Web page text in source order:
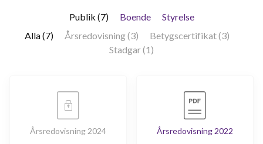
Publik (7) Boende
Styrelse
Alla (7)
Årsredovisning (3)
Betygscertifikat (3)
Stadgar (1)
Årsredovisning 2024 Årsredovisning 2022